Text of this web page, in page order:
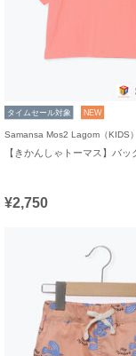
タイムセール対象 NEW
Samansa Mos2 Lagom（KIDS）
¥2,750